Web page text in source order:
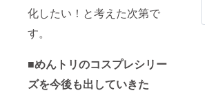
化したい！と考えた次第で
す。
■めんトリのコスプレシリー
ズを今後も出していきた